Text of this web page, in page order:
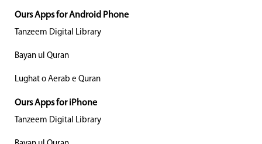
Ours Apps for Android Phone
Tanzeem Digital Library
Bayan ul Quran
Lughat o Aerab e Quran
Ours Apps for iPhone
Tanzeem Digital Library